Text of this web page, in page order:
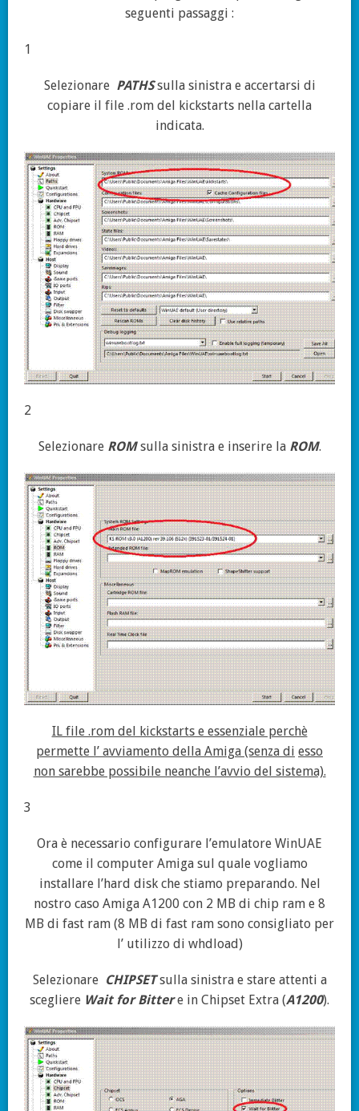
seguenti passaggi :
1
Selezionare PATHSsulla sinistra e accertarsi di
copiare il file .rom del kickstarts nella cartella
indicata.
2
Selezionare ROMsulla sinistra e inserire la ROM.
IL file .rom del kickstarts e essenziale perchè
permette l’ avviamento della Amiga (senza di esso
non sarebbe possibile neanche l’avvio del sistema).
3
Ora è necessario configurare l’emulatore WinUAE
come il computer Amiga sul quale vogliamo
installare l’hard disk che stiamo preparando. Nel
nostro caso Amiga A1200 con 2 MB di chip ram e 8
MB di fast ram (8 MB di fast ram sono consigliato per
l’ utilizzo di whdload)
Selezionare CHIPSETsulla sinistra e stare attenti a
scegliere Wait for Bittere in Chipset Extra (A1200).